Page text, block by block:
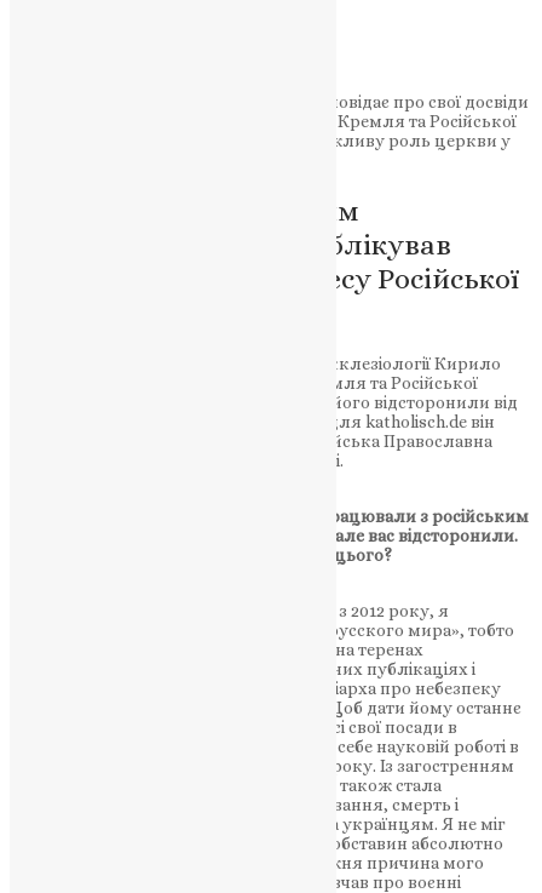
У цьому інтерв’ю Кирило Говорун розповідає про свої досвіди
та критику, яку він висловив стосовно Кремля та Російської
Православної Церкви, а також про можливу роль церкви у
Інтерв’ю з православним
священиком, який опублікував
сильну критику на адресу Російської
Православний священик і професор екклезіології Кирило
Говорун відомий своєю критикою Кремля та Російської
Православної Церкви. У кінці вересня його відсторонили від
священицького служіння. У інтерв’ю для katholisch.de він
розповідає про свій досвід та чому Російська Православна
Церква могла б запобігти війні в Україні.
Питання: Пане Говорун, ви довго співпрацювали з російським
православним патріархом Кирилом I., але вас відсторонили.
Чи ваша критика системи є причиною цього?
Я вважаю, що так. Починаючи з 2012 року, я
неодноразово критикував ідеологію «русского мира», тобто
безумовного примату російської мови на теренах
колишнього Радянського Союзу, в різних публікаціях і
лекціях. Я намагався попередити Патріарха про небезпеку
цієї ідеології, але він не хотів слухати. Щоб дати йому останнє
попередження, я вирішив залишити всі свої посади в
церковному управлінні та присвятити себе науковій роботі в
різних країнах. Це було в лютому 2012 року. Із загостренням
війни в лютому 2022 року моя критика також стала
гострішою. Я на власні очі бачив руйнування, смерть і
страждання, які ця ідеологія принесла українцям. Я не міг
мовчати. Я вважаю мовчання за таких обставин абсолютно
аморальним і переконаний, що справжня причина мого
покарання полягає в тому, що я не мовчав про воєнні